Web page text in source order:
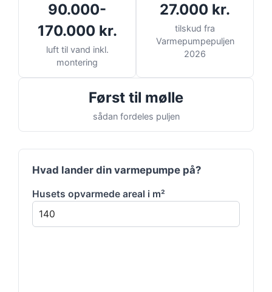
90.000-
170.000 kr.
luft til vand inkl.
montering
27.000 kr.
tilskud fra
Varmepumpepuljen
2026
Først til mølle
sådan fordeles puljen
Hvad lander din varmepumpe på?
Husets opvarmede areal i m²